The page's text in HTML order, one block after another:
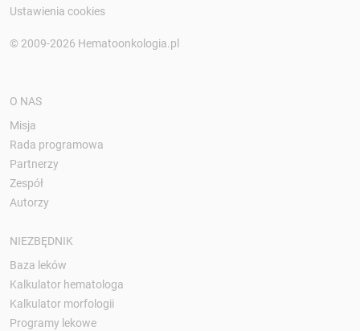
Ustawienia cookies
© 2009-2026 Hematoonkologia.pl
O NAS
Misja
Rada programowa
Partnerzy
Zespół
Autorzy
NIEZBĘDNIK
Baza leków
Kalkulator hematologa
Kalkulator morfologii
Programy lekowe